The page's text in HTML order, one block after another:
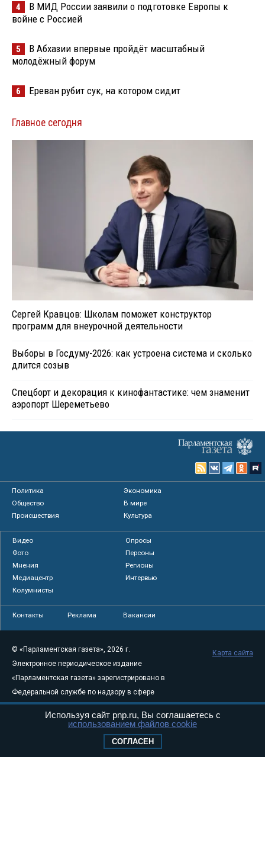
4
В МИД России заявили о подготовке Европы к
войне с Россией
5
В Абхазии впервые пройдёт масштабный
молодёжный форум
6 Ереван рубит сук, на котором сидит
Главное сегодня
Сергей Кравцов: Школам поможет конструктор
программ для внеурочной деятельности
Выборы в Госдуму-2026: как устроена система и сколько
длится созыв
Спецборт и декорация к кинофантастике: чем знаменит
аэропорт Шереметьево
Политика
Экономика
Общество
В мире
Происшествия
Культура
Видео
Опросы
Фото
Персоны
Мнения
Регионы
Медиацентр
Интервью
Колумнисты
Контакты Реклама Вакансии
© «Парламентская газета», 2026 г.
Электронное периодическое издание
«Парламентская газета» зарегистрировано в
Федеральной службе по надзору в сфере
связи, информационных технологий и
массовых коммуникаций (Роскомнадзор) 05
Свидетельство о регистрации Эл № ФС77-
Карта сайта
Используя сайт pnp.ru, Вы соглашаетесь с
использованием файлов cookie
СОГЛАСЕН